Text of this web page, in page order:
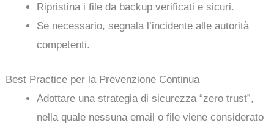
Ripristina i file da backup verificati e sicuri.
Se necessario, segnala l’incidente alle autorità
competenti.
Best Practice per la Prevenzione Continua
Adottare una strategia di sicurezza “zero trust”,
nella quale nessuna email o file viene considerato